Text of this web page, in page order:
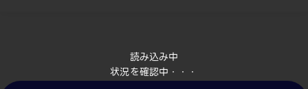
読み込み中
状況を確認中・・・